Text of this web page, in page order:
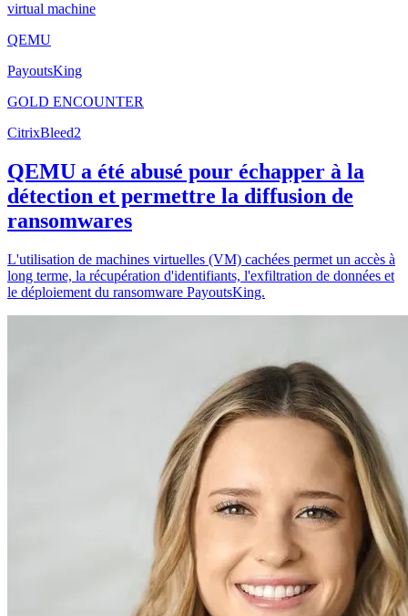
virtual machine
QEMU
PayoutsKing
GOLD ENCOUNTER
CitrixBleed2
QEMU a été abusé pour échapper à la
détection et permettre la diffusion de
ransomwares
L'utilisation de machines virtuelles (VM) cachées permet un accès à
long terme, la récupération d'identifiants, l'exfiltration de données et
le déploiement du ransomware PayoutsKing.